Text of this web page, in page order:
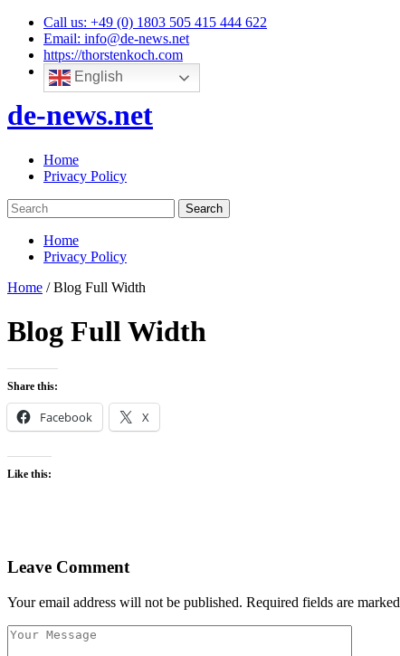
Skip
content
Call us: +49 (0) 1803 505 415 444 622
Email: info@de-news.net
https://thorstenkoch.com
English
de-news.net
Home
Privacy Policy
Home
Privacy Policy
Home /Blog Full Width
Blog Full Width
Share this:
Facebook X
Like this:
Leave Comment
Your email address will not be published. Required fields are marked